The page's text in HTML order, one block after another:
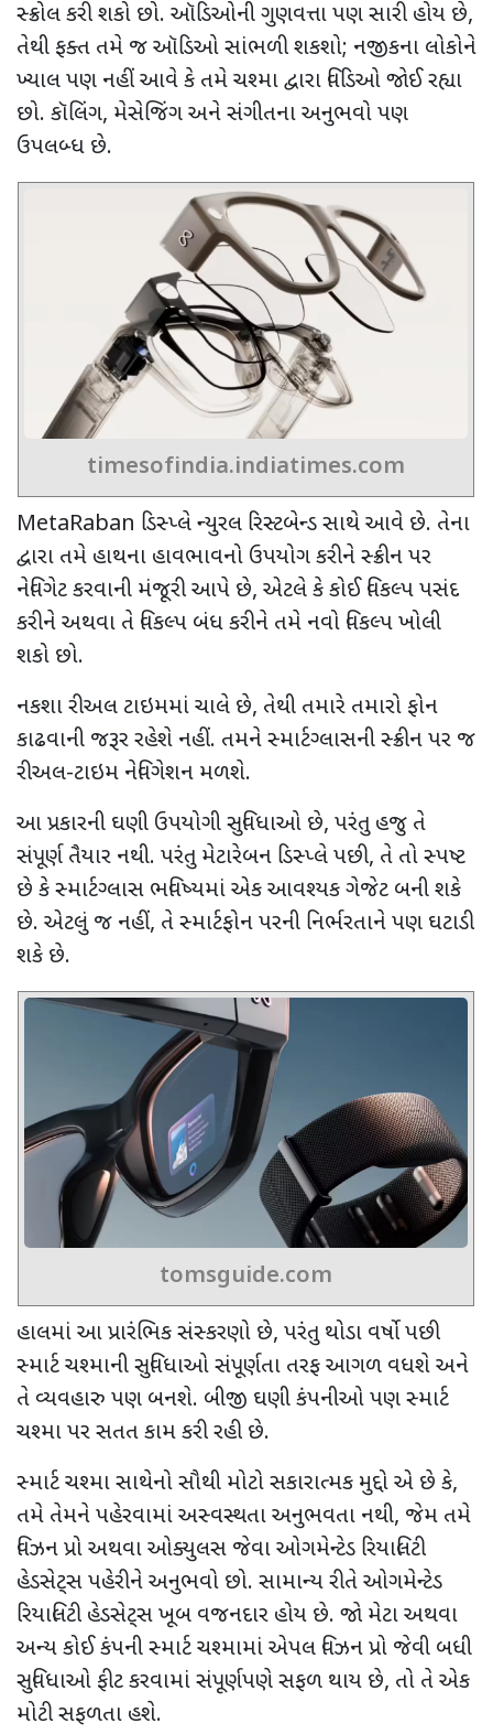
સ્ક્રોલ કરી શકો છો. ઑડિઓની ગુણવત્તા પણ સારી હોય છે,
તેથી ફક્ત તમે જ ઑડિઓ સાંભળી શકશો; નજીકના લોકોને
ખ્યાલ પણ નહીં આવે કે તમે ચશ્મા દ્વારા વિડિઓ જોઈ રહ્યા
છો. કૉલિંગ, મેસેજિંગ અને સંગીતના અનુભવો પણ
ઉપલબ્ધ છે.
timesofindia.indiatimes.com
MetaRaban ડિસ્પ્લે ન્યુરલ રિસ્ટબેન્ડ સાથે આવે છે. તેના
દ્વારા તમે હાથના હાવભાવનો ઉપયોગ કરીને સ્ક્રીન પર
નેવિગેટ કરવાની મંજૂરી આપે છે, એટલે કે કોઈ વિકલ્પ પસંદ
કરીને અથવા તે વિકલ્પ બંધ કરીને તમે નવો વિકલ્પ ખોલી
શકો છો.
નકશા રીઅલ ટાઇમમાં ચાલે છે, તેથી તમારે તમારો ફોન
કાઢવાની જરૂર રહેશે નહીં. તમને સ્માર્ટગ્લાસની સ્ક્રીન પર જ
રીઅલ-ટાઇમ નેવિગેશન મળશે.
આ પ્રકારની ઘણી ઉપયોગી સુવિધાઓ છે, પરંતુ હજુ તે
સંપૂર્ણ તૈયાર નથી. પરંતુ મેટારેબન ડિસ્પ્લે પછી, તે તો સ્પષ્ટ
છે કે સ્માર્ટગ્લાસ ભવિષ્યમાં એક આવશ્યક ગેજેટ બની શકે
છે. એટલું જ નહીં, તે સ્માર્ટફોન પરની નિર્ભરતાને પણ ઘટાડી
શકે છે.
tomsguide.com
હાલમાં આ પ્રારંભિક સંસ્કરણો છે, પરંતુ થોડા વર્ષો પછી
સ્માર્ટ ચશ્માની સુવિધાઓ સંપૂર્ણતા તરફ આગળ વધશે અને
તે વ્યવહારુ પણ બનશે. બીજી ઘણી કંપનીઓ પણ સ્માર્ટ
ચશ્મા પર સતત કામ કરી રહી છે.
સ્માર્ટ ચશ્મા સાથેનો સૌથી મોટો સકારાત્મક મુદ્દો એ છે કે,
તમે તેમને પહેરવામાં અસ્વસ્થતા અનુભવતા નથી, જેમ તમે
વિઝન પ્રો અથવા ઓક્યુલસ જેવા ઓગમેન્ટેડ રિયાલિટી
હેડસેટ્સ પહેરીને અનુભવો છો. સામાન્ય રીતે ઓગમેન્ટેડ
રિયાલિટી હેડસેટ્સ ખૂબ વજનદાર હોય છે. જો મેટા અથવા
અન્ય કોઈ કંપની સ્માર્ટ ચશ્મામાં એપલ વિઝન પ્રો જેવી બધી
સુવિધાઓ ફીટ કરવામાં સંપૂર્ણપણે સફળ થાય છે, તો તે એક
મોટી સફળતા હશે.